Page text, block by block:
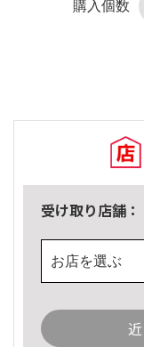
購入個数
受け取り店舗：
お店を選ぶ